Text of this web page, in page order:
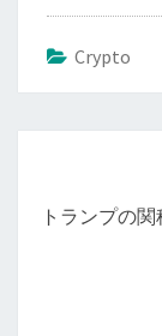
Crypto
トランプの